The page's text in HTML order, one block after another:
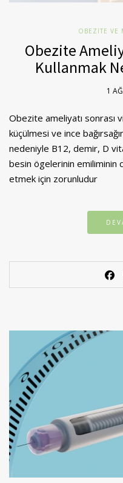
OBEZITE VE
Obezite
Kullanmak
1
Obezite ameliyatı sonrası
küçülmesi ve ince
nedeniyle B12, demir, D
besin ögelerinin emiliminin
etmek için zorunludur